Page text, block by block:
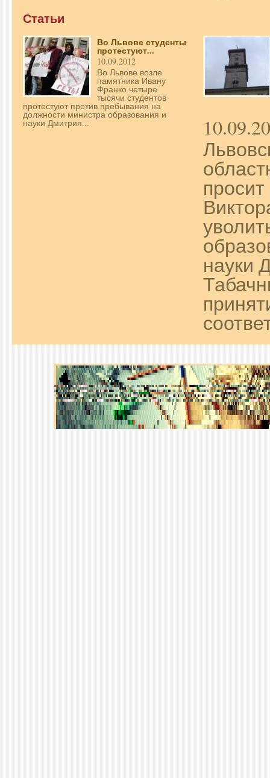
Статьи
Во Львове студенты
протестуют...
10.09.2012
Во Львове возле
памятника Ивану
Франко четыре
тысячи студентов
протестуют против пребывания на
должности министра образования и
науки Дмитрия...
науки